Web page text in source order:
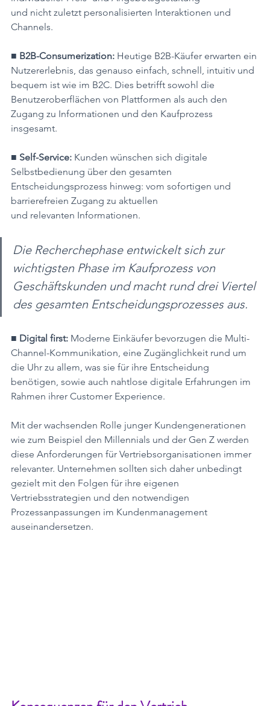
und nicht zuletzt personalisierten Interaktionen und
Channels.
■ B2B-Consumerization: Heutige B2B-Käufer erwarten ein
Nutzererlebnis, das genauso einfach, schnell, intuitiv und
bequem ist wie im B2C. Dies betrifft sowohl die
Benutzeroberflächen von Plattformen als auch den
Zugang zu Informationen und den Kaufprozess
insgesamt.
■ Self-Service: Kunden wünschen sich digitale
Selbstbedienung über den gesamten
Entscheidungsprozess hinweg: vom sofortigen und
barrierefreien Zugang zu aktuellen
und relevanten Informationen.
Die Recherchephase entwickelt sich zur
wichtigsten Phase im Kaufprozess von
Geschäftskunden und macht rund drei Viertel
des gesamten Entscheidungsprozesses aus.
■ Digital first: Moderne Einkäufer bevorzugen die Multi-
Channel-Kommunikation, eine Zugänglichkeit rund um
die Uhr zu allem, was sie für ihre Entscheidung
benötigen, sowie auch nahtlose digitale Erfahrungen im
Rahmen ihrer Customer Experience.
Mit der wachsenden Rolle junger Kundengenerationen
wie zum Beispiel den Millennials und der Gen Z werden
diese Anforderungen für Vertriebsorganisationen immer
relevanter. Unternehmen sollten sich daher unbedingt
gezielt mit den Folgen für ihre eigenen
Vertriebsstrategien und den notwendigen
Prozessanpassungen im Kundenmanagement
auseinandersetzen.